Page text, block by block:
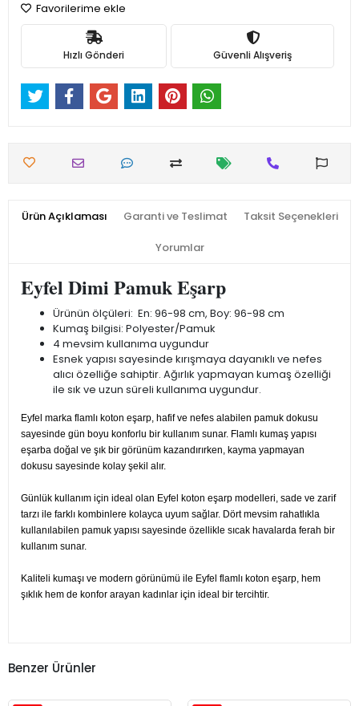
Favorilerime ekle
Hızlı Gönderi Güvenli Alışveriş
Ürün Açıklaması Garanti ve Teslimat Taksit Seçenekleri
Yorumlar
Eyfel Dimi Pamuk Eşarp
Ürünün ölçüleri: En: 96-98 cm, Boy: 96-98 cm
Kumaş bilgisi: Polyester/Pamuk
4 mevsim kullanıma uygundur
Esnek yapısı sayesinde kırışmaya dayanıklı ve nefes
alıcı özelliğe sahiptir. Ağırlık yapmayan kumaş özelliği
ile sık ve uzun süreli kullanıma uygundur.
Eyfel marka flamlı koton eşarp, hafif ve nefes alabilen pamuk dokusu
sayesinde gün boyu konforlu bir kullanım sunar. Flamlı kumaş yapısı
eşarba doğal ve şık bir görünüm kazandırırken, kayma yapmayan
dokusu sayesinde kolay şekil alır.
Günlük kullanım için ideal olan Eyfel koton eşarp modelleri, sade ve zarif
tarzı ile farklı kombinlere kolayca uyum sağlar. Dört mevsim rahatlıkla
kullanılabilen pamuk yapısı sayesinde özellikle sıcak havalarda ferah bir
kullanım sunar.
Kaliteli kumaşı ve modern görünümü ile Eyfel flamlı koton eşarp, hem
şıklık hem de konfor arayan kadınlar için ideal bir tercihtir.
Benzer Ürünler